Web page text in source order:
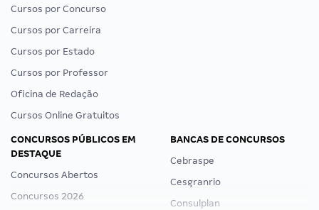
Cursos por Concurso
Cursos por Carreira
Cursos por Estado
Cursos por Professor
Oficina de Redação
Cursos Online Gratuitos
CONCURSOS PÚBLICOS EM
DESTAQUE
Concursos Abertos
Concursos 2026
BANCAS DE CONCURSOS
Cebraspe
Cesgranrio
Consulplan